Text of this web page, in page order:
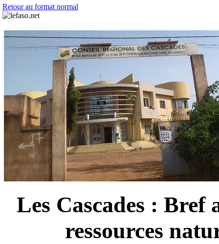
Retour au format normal
Les Cascades : Bref
ressources